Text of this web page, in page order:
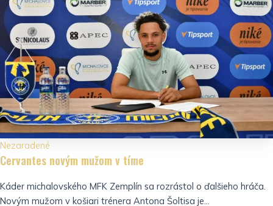
Nezaradené
Cervantes novým mužom v tíme
Káder michalovského MFK Zemplín sa rozrástol o ďalšieho hráča.
Novým mužom v košiari trénera Antona Šoltisa je...